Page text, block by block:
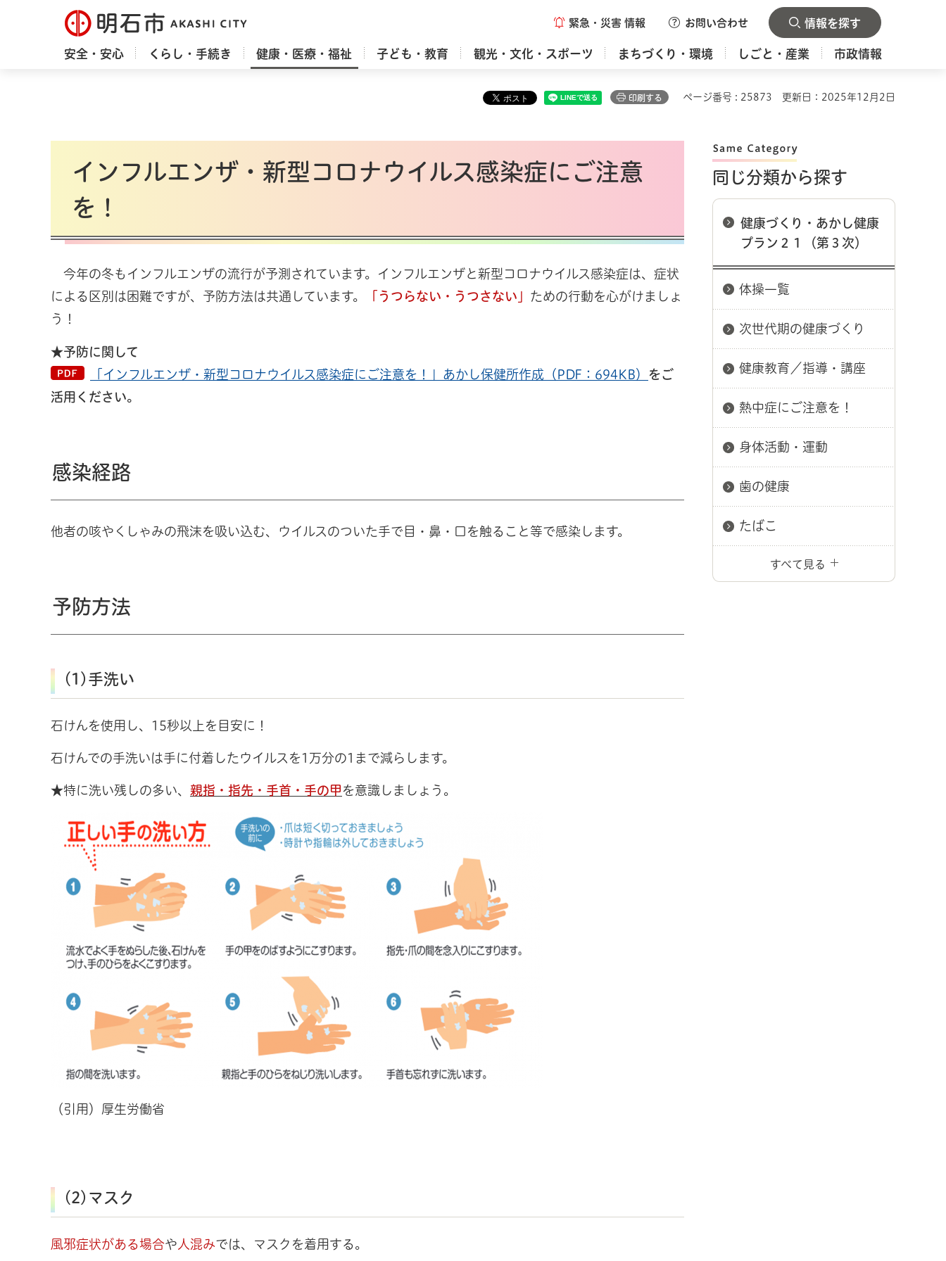
明石市 緊急・災害 情報 お問い合わせ 情報を探す
安全・安心 くらし・手続き 健康・医療・福祉 子ども・教育 観光・文化・スポーツ まちづくり・環境 しごと・産業 市政情報
印刷する ページ番号 : 25873 更新日：2025年12月2日
インフルエンザ・新型コロナウイルス感染症にご注意
を！
今年の冬もインフルエンザの流行が予測されています。インフルエンザと新型コロナウイルス感染症は、症状
による区別は困難ですが、予防方法は共通しています。
「うつらない・うつさない」 ための行動を心がけましょ
う！
★予防に関して
「インフルエンザ・新型コロナウイルス感染症にご注意を！」あかし保健所作成（PDF：694KB）
をご
活用ください。
感染経路
他者の咳やくしゃみの飛沫を吸い込む、ウイルスのついた手で目・鼻・口を触ること等で感染します。
予防方法
(1)手洗い
石けんを使用し、15秒以上を目安に！
石けんでの手洗いは手に付着したウイルスを1万分の1まで減らします。
★特に洗い残しの多い、 親指・指先・手首・手の甲 を意識しましょう。
（引用）厚生労働省
(2)マスク
風邪症状がある場合や 人混みでは、マスクを着用する。
同じ分類から探す
健康づくり・あかし健康
プラン２１（第３次）
体操一覧
次世代期の健康づくり
健康教育／指導・講座
熱中症にご注意を！
身体活動・運動
歯の健康
たばこ
すべて見る